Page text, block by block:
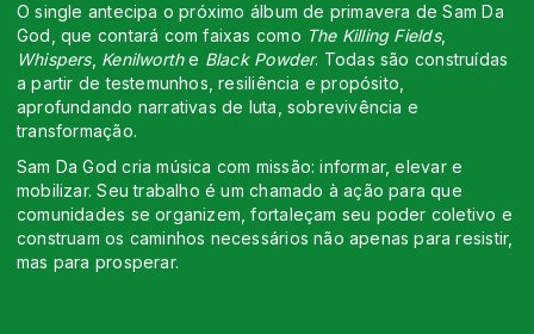
O single antecipa o próximo álbum de primavera de Sam Da
God, que contará com faixas como The Killing Fields,
Whispers, Kenilworthe Black Powder. Todas são construídas
a partir de testemunhos, resiliência e propósito,
aprofundando narrativas de luta, sobrevivência e
transformação.
Sam Da God cria música com missão: informar, elevar e
mobilizar. Seu trabalho é um chamado à ação para que
comunidades se organizem, fortaleçam seu poder coletivo e
construam os caminhos necessários não apenas para resistir,
mas para prosperar.